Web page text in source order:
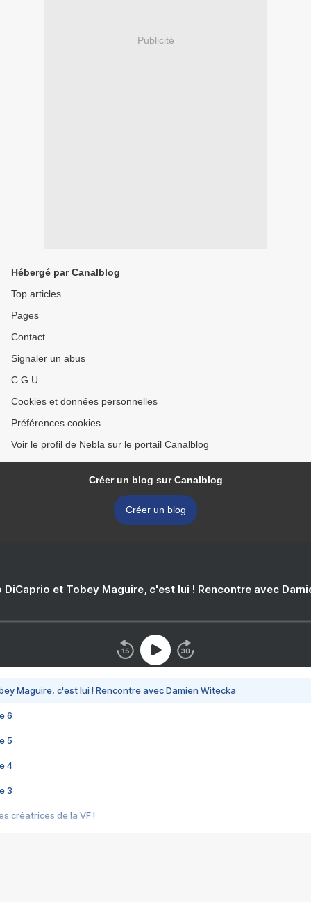
Publicité
Hébergé par Canalblog
Top articles
Pages
Contact
Signaler un abus
C.G.U.
Cookies et données personnelles
Préférences cookies
Voir le profil de Nebla sur le portail Canalblog
Créer un blog sur Canalblog
Créer un blog
DiCaprio et Tobey Maguire, c'est lui ! Rencontre avec
Maguire, c'est lui ! Rencontre avec Damien Witecka
6
5
4
3
créatrices de la VF !